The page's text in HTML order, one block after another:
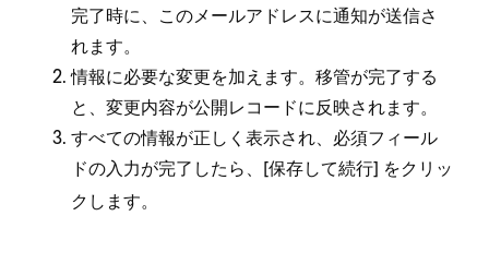
完了時に⁠、このメ⁠ールアドレスに通知が送信さ
れます⁠。
情報に必要な変更を加えます⁠。移管が完了する
と⁠、変更内容が公開レコ⁠ードに反映されます⁠。
すべての情報が正しく表示され⁠、必須フ⁠ィ⁠ール
ドの入力が完了したら⁠、[⁠保存して続行⁠] をクリ⁠ッ
クします⁠。